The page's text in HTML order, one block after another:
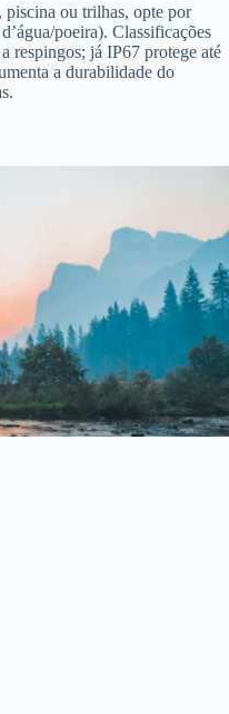
piscina ou trilhas, opte por
poeira). Classificações
respingos; já IP67 protege até
a durabilidade do